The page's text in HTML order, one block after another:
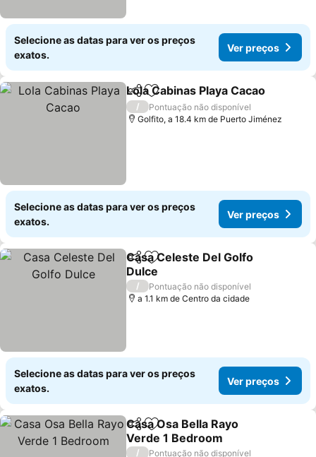
Selecione as datas para ver os preços
exatos.
Ver preços
PartilharAdicionar aos favoritos
Lola Cabinas Playa Cacao
/
Pontuação não disponível
Golfito, a 18.4 km de Puerto Jiménez
Selecione as datas para ver os preços
exatos.
Ver preços
PartilharAdicionar aos favoritos
Casa Celeste Del Golfo
Dulce
/
Pontuação não disponível
a 1.1 km de Centro da cidade
Selecione as datas para ver os preços
exatos.
Ver preços
PartilharAdicionar aos favoritos
Casa Osa Bella Rayo
Verde 1 Bedroom
/ Pontuação não disponível